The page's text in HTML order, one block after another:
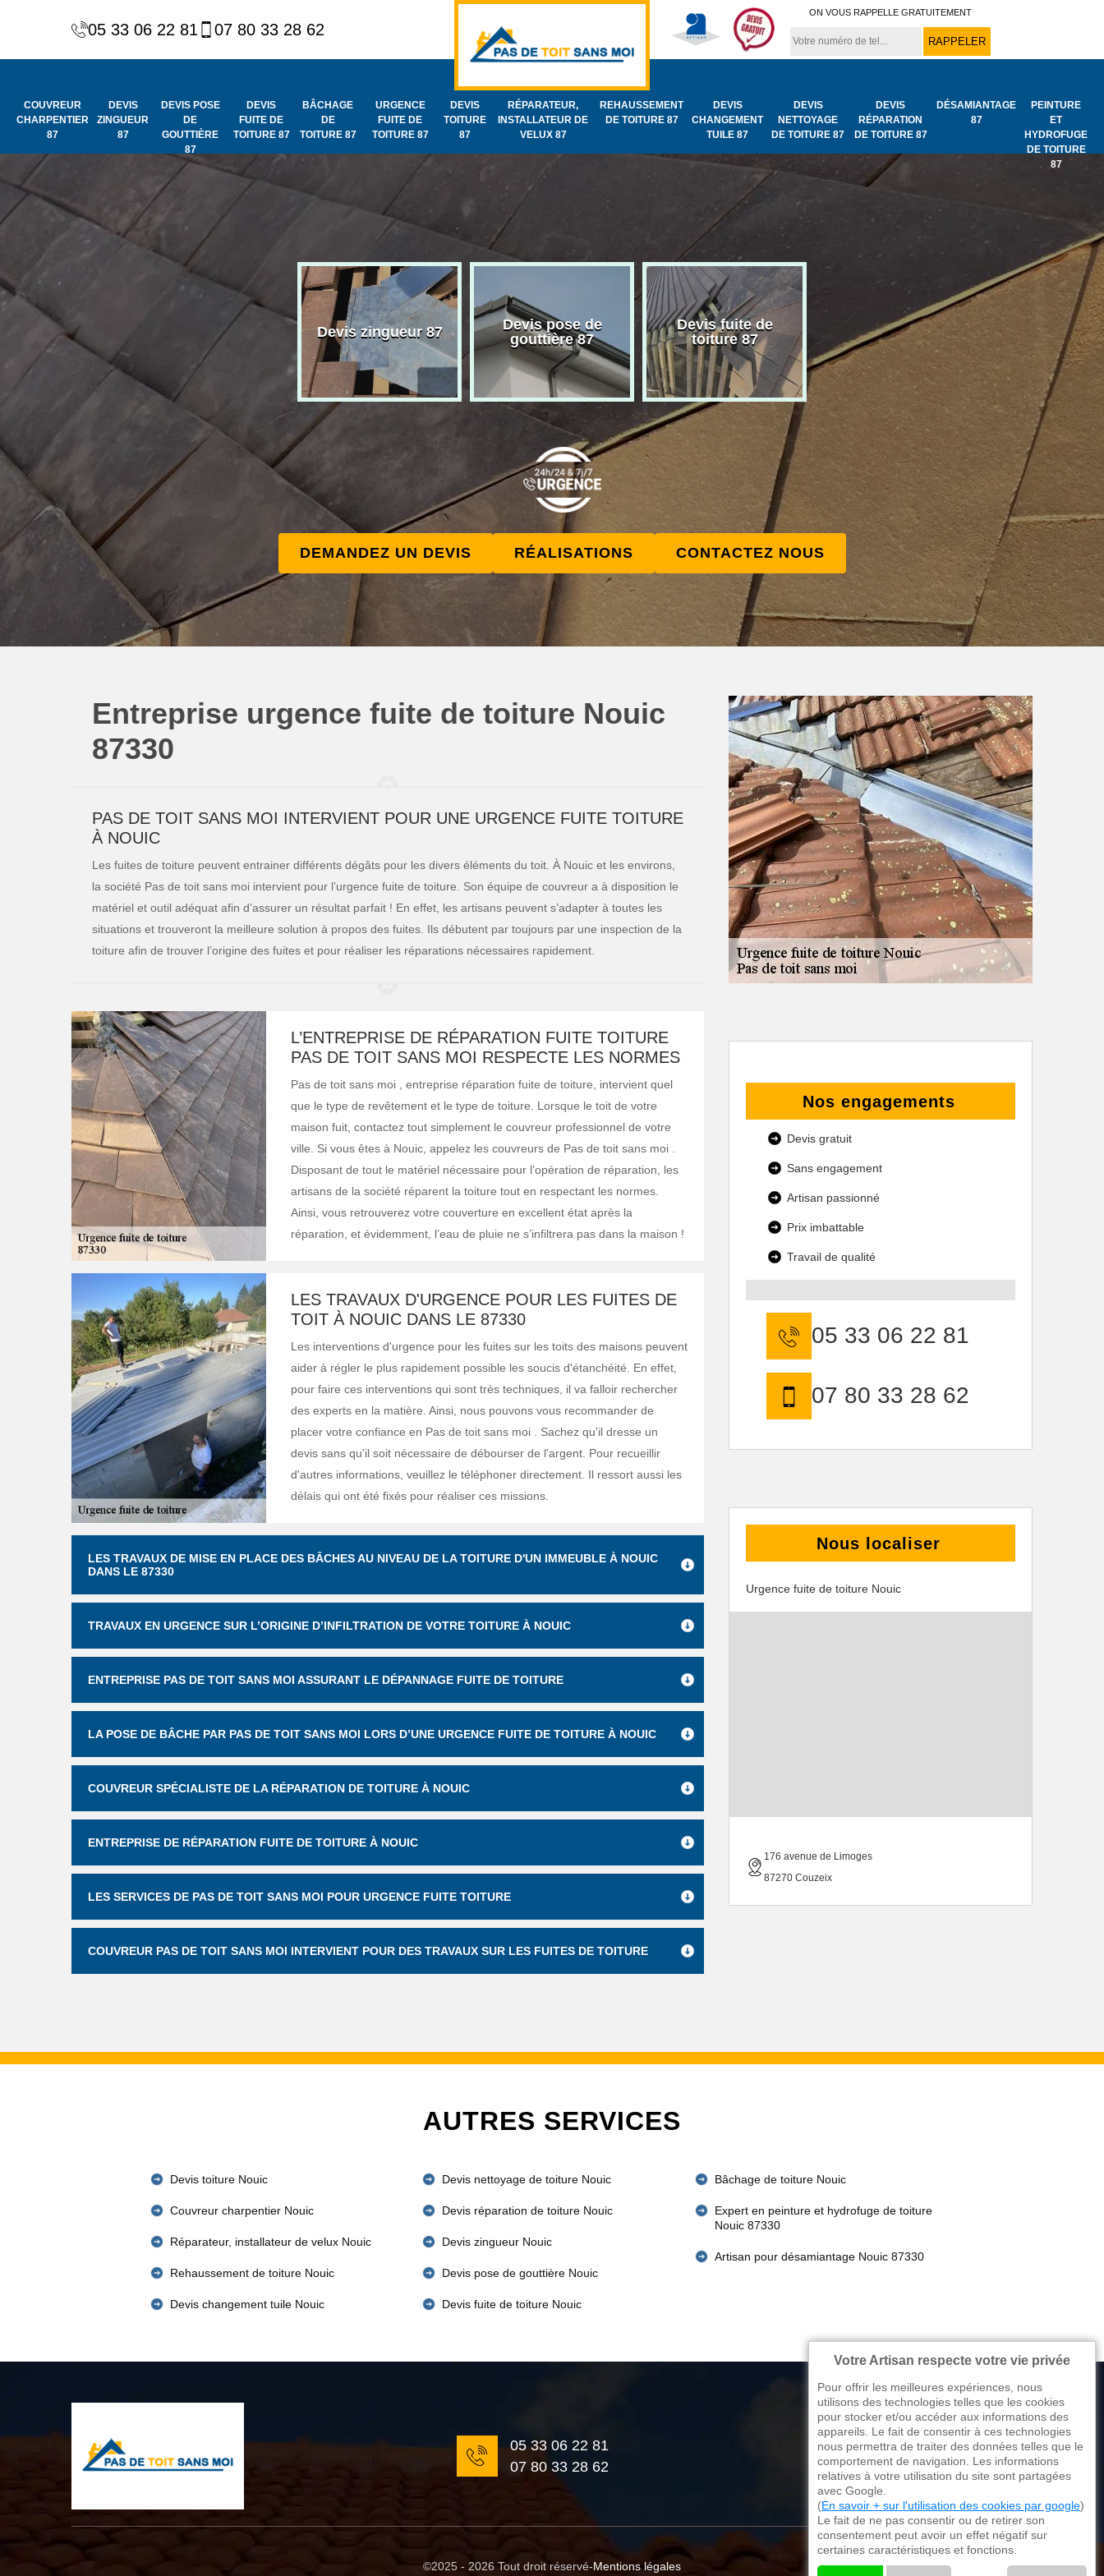
05 33 06 22 81 07 80 33 28 62
ON VOUS RAPPELLE GRATUITEMENT
COUVREUR
CHARPENTIER
87
DEVIS
ZINGUEUR
87
DEVIS POSE
DE
GOUTTIÈRE
87
DEVIS
FUITE DE
TOITURE 87
BÂCHAGE
DE
TOITURE 87
URGENCE
FUITE DE
TOITURE 87
DEVIS
TOITURE
87
RÉPARATEUR,
INSTALLATEUR DE
VELUX 87
REHAUSSEMENT
DE TOITURE 87
DEVIS
CHANGEMENT
TUILE 87
DEVIS
NETTOYAGE
DE TOITURE 87
DEVIS
RÉPARATION
DE TOITURE 87
DÉSAMIANTAGE
87
PEINTURE
ET
HYDROFUGE
DE TOITURE
87
et
de
toiture 87
Couvreur
charpentier 87
Devis zingueur 87
Devis pose de
gouttière 87
Devis fuite de
toiture 87
Bâchage de toiture
87
Urgence
toiture 87
DEMANDEZ UN DEVIS RÉALISATIONS CONTACTEZ NOUS
Entreprise urgence fuite de toiture Nouic
87330
PAS DE TOIT SANS MOI INTERVIENT POUR UNE URGENCE FUITE TOITURE
À NOUIC
Les fuites de toiture peuvent entrainer différents dégâts pour les divers éléments du toit. À Nouic et les environs,
la société Pas de toit sans moi intervient pour l’urgence fuite de toiture. Son équipe de couvreur a à disposition le
matériel et outil adéquat afin d’assurer un résultat parfait ! En effet, les artisans peuvent s’adapter à toutes les
situations et trouveront la meilleure solution à propos des fuites. Ils débutent par toujours par une inspection de la
toiture afin de trouver l’origine des fuites et pour réaliser les réparations nécessaires rapidement.
L’ENTREPRISE DE RÉPARATION FUITE TOITURE
PAS DE TOIT SANS MOI RESPECTE LES NORMES
Pas de toit sans moi , entreprise réparation fuite de toiture, intervient quel
que le type de revêtement et le type de toiture. Lorsque le toit de votre
maison fuit, contactez tout simplement le couvreur professionnel de votre
ville. Si vous êtes à Nouic, appelez les couvreurs de Pas de toit sans moi .
Disposant de tout le matériel nécessaire pour l’opération de réparation, les
artisans de la société réparent la toiture tout en respectant les normes.
Ainsi, vous retrouverez votre couverture en excellent état après la
réparation, et évidemment, l’eau de pluie ne s’infiltrera pas dans la maison !
LES TRAVAUX D'URGENCE POUR LES FUITES DE
TOIT À NOUIC DANS LE 87330
Les interventions d'urgence pour les fuites sur les toits des maisons peuvent
aider à régler le plus rapidement possible les soucis d'étanchéité. En effet,
pour faire ces interventions qui sont très techniques, il va falloir rechercher
des experts en la matière. Ainsi, nous pouvons vous recommander de
placer votre confiance en Pas de toit sans moi . Sachez qu'il dresse un
devis sans qu'il soit nécessaire de débourser de l'argent. Pour recueillir
d'autres informations, veuillez le téléphoner directement. Il ressort aussi les
délais qui ont été fixés pour réaliser ces missions.
LES TRAVAUX DE MISE EN PLACE DES BÂCHES AU NIVEAU DE LA TOITURE D'UN IMMEUBLE À NOUIC
DANS LE 87330
TRAVAUX EN URGENCE SUR L’ORIGINE D’INFILTRATION DE VOTRE TOITURE À NOUIC
ENTREPRISE PAS DE TOIT SANS MOI ASSURANT LE DÉPANNAGE FUITE DE TOITURE
LA POSE DE BÂCHE PAR PAS DE TOIT SANS MOI LORS D’UNE URGENCE FUITE DE TOITURE À NOUIC
COUVREUR SPÉCIALISTE DE LA RÉPARATION DE TOITURE À NOUIC
ENTREPRISE DE RÉPARATION FUITE DE TOITURE À NOUIC
LES SERVICES DE PAS DE TOIT SANS MOI POUR URGENCE FUITE TOITURE
COUVREUR PAS DE TOIT SANS MOI INTERVIENT POUR DES TRAVAUX SUR LES FUITES DE TOITURE
Nos engagements
Devis gratuit
Sans engagement
Artisan passionné
Prix imbattable
Travail de qualité
05 33 06 22 81
07 80 33 28 62
Nous localiser
Urgence fuite de toiture Nouic
176 avenue de Limoges
87270 Couzeix
AUTRES SERVICES
Devis toiture Nouic
Couvreur charpentier Nouic
Réparateur, installateur de velux Nouic
Rehaussement de toiture Nouic
Devis changement tuile Nouic
Devis nettoyage de toiture Nouic
Devis réparation de toiture Nouic
Devis zingueur Nouic
Devis pose de gouttière Nouic
Devis fuite de toiture Nouic
Bâchage de toiture Nouic
Expert en peinture et hydrofuge de toiture
Nouic 87330
Artisan pour désamiantage Nouic 87330
05 33 06 22 81
07 80 33 28 62
176 avenue de Limoges
87270 Couzeix
©2025 - 2026 Tout droit réservé-Mentions légales
Votre Artisan respecte votre vie privée
Pour offrir les meilleures expériences, nous
utilisons des technologies telles que les cookies
pour stocker et/ou accéder aux informations des
appareils. Le fait de consentir à ces technologies
nous permettra de traiter des données telles que le
comportement de navigation. Les informations
relatives à votre utilisation du site sont partagées
avec Google.
(En savoir + sur l'utilisation des cookies par google)
Le fait de ne pas consentir ou de retirer son
consentement peut avoir un effet négatif sur
certaines caractéristiques et fonctions.